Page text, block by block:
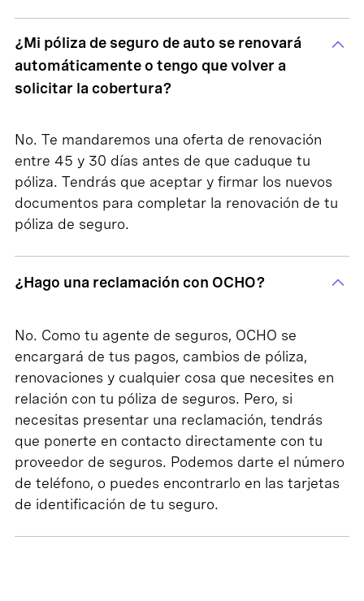
¿Mi póliza de seguro de auto se renovará
automáticamente o tengo que volver a
solicitar la cobertura?
No. Te mandaremos una oferta de renovación
entre 45 y 30 días antes de que caduque tu
póliza. Tendrás que aceptar y firmar los nuevos
documentos para completar la renovación de tu
póliza de seguro.
¿Hago una reclamación con OCHO?
No. Como tu agente de seguros, OCHO se
encargará de tus pagos, cambios de póliza,
renovaciones y cualquier cosa que necesites en
relación con tu póliza de seguros. Pero, si
necesitas presentar una reclamación, tendrás
que ponerte en contacto directamente con tu
proveedor de seguros. Podemos darte el número
de teléfono, o puedes encontrarlo en las tarjetas
de identificación de tu seguro.